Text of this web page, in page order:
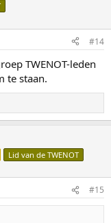
#14
TWENOT-leden
te staan.
Lid van de TWENOT
#15